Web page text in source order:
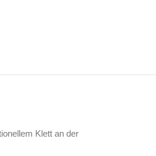
Klett an der